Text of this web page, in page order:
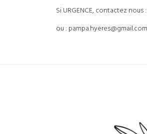
Si URGENCE, contactez
ou : pampa.hyeres@gmail.com